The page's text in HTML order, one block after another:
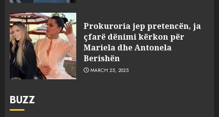
Prokuroria jep pretencën, ja
çfarë dënimi kërkon për
Mariela dhe Antonela
Berishën
MARCH 25, 2025
BUZZ